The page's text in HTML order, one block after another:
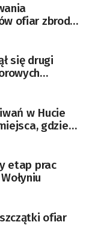
ofiar zbrodni
się drugi
w Hucie
gdzie
etap prac
ofiar